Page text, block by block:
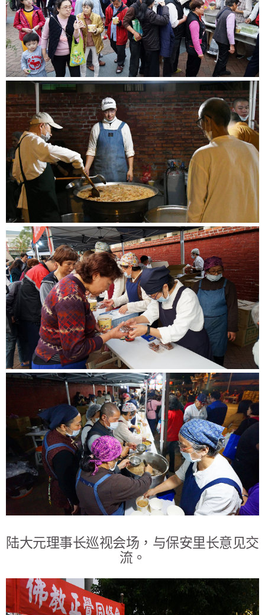
陆大元理事长巡视会场，与保安里长意见交
流。